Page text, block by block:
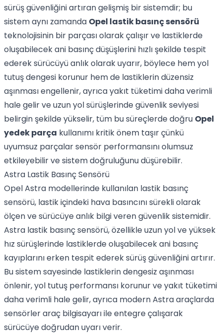
sürüş güvenliğini artıran gelişmiş bir sistemdir; bu
sistem aynı zamanda Opel lastik basınç sensörü
teknolojisinin bir parçası olarak çalışır ve lastiklerde
oluşabilecek ani basınç düşüşlerini hızlı şekilde tespit
ederek sürücüyü anlık olarak uyarır, böylece hem yol
tutuş dengesi korunur hem de lastiklerin düzensiz
aşınması engellenir, ayrıca yakıt tüketimi daha verimli
hale gelir ve uzun yol sürüşlerinde güvenlik seviyesi
belirgin şekilde yükselir, tüm bu süreçlerde doğru Opel
yedek parça kullanımı kritik önem taşır çünkü
uyumsuz parçalar sensör performansını olumsuz
etkileyebilir ve sistem doğruluğunu düşürebilir.
Astra Lastik Basınç Sensörü
OpelAstra modellerinde kullanılan lastik basınç
sensörü, lastik içindeki hava basıncını sürekli olarak
ölçen ve sürücüye anlık bilgi veren güvenlik sistemidir.
Astra lastik basınç sensörü, özellikle uzun yol ve yüksek
hız sürüşlerinde lastiklerde oluşabilecek ani basınç
kayıplarını erken tespit ederek sürüş güvenliğini artırır.
Bu sistem sayesinde lastiklerin dengesiz aşınması
önlenir, yol tutuş performansı korunur ve yakıt tüketimi
daha verimli hale gelir, ayrıca modern Astra araçlarda
sensörler araç bilgisayarı ile entegre çalışarak
sürücüye doğrudan uyarı verir.